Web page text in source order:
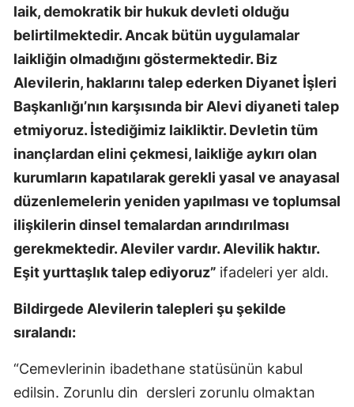
laik, demokratik bir hukuk devleti olduğu
belirtilmektedir. Ancak bütün uygulamalar
laikliğin olmadığını göstermektedir. Biz
Alevilerin, haklarını talep ederken Diyanet İşleri
Başkanlığı’nın karşısında bir Alevi diyaneti talep
etmiyoruz. İstediğimiz laikliktir. Devletin tüm
inançlardan elini çekmesi, laikliğe aykırı olan
kurumların kapatılarak gerekli yasal ve anayasal
düzenlemelerin yeniden yapılması ve toplumsal
ilişkilerin dinsel temalardan arındırılması
gerekmektedir. Aleviler vardır. Alevilik haktır.
Eşit yurttaşlık talep ediyoruz” ifadeleri yer aldı.
Bildirgede Alevilerin talepleri şu şekilde
sıralandı:
“Cemevlerinin ibadethane statüsünün kabul
edilsin. Zorunlu din dersleri zorunlu olmaktan